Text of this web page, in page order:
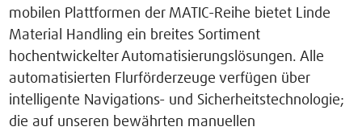
mobilen Plattformen der MATIC-Reihe bietet Linde
Material Handling ein breites Sortiment
hochentwickelter Automatisierungslösungen. Alle
automatisierten Flurförderzeuge verfügen über
intelligente Navigations- und Sicherheitstechnologie;
die auf unseren bewährten manuellen